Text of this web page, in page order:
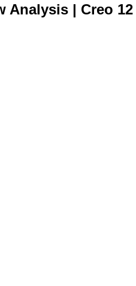
Analysis | Creo 12